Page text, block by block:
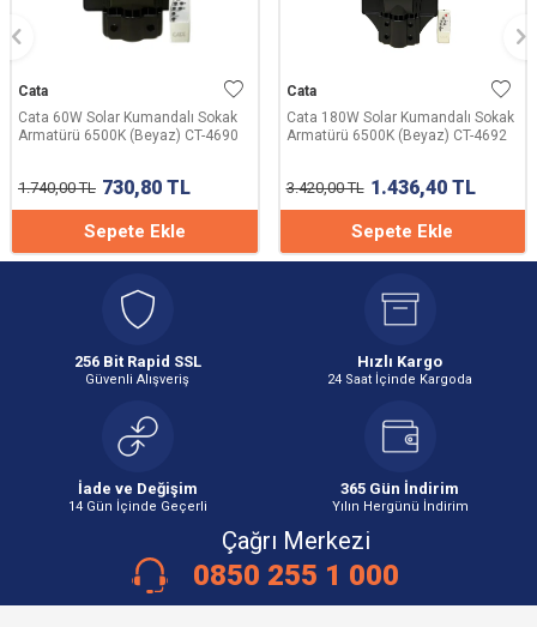
Cata
Cata 60W Solar Kumandalı Sokak
Armatürü 6500K (Beyaz) CT-4690
1.740,00TL 730,80 TL
Sepete Ekle
Cata
Cata 180W Solar Kumandalı Sokak
Armatürü 6500K (Beyaz) CT-4692
3.420,00TL 1.436,40TL
Sepete Ekle
256 Bit Rapid SSL
Güvenli Alışveriş
Hızlı Kargo
24 Saat İçinde Kargoda
İade ve Değişim
14 Gün İçinde Geçerli
365 Gün İndirim
Yılın Hergünü İndirim
Çağrı Merkezi
0850 255 1 000